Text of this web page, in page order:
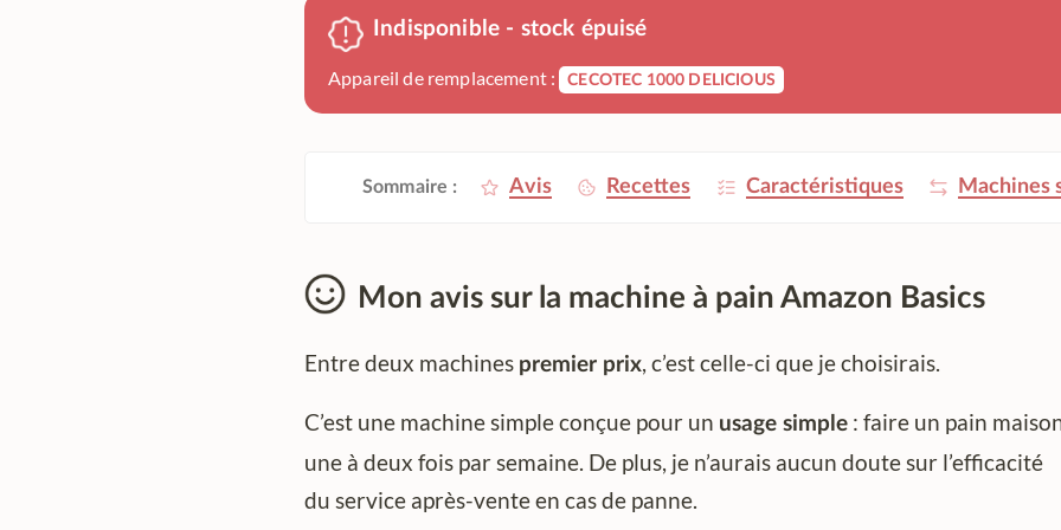
Indisponible - stock épuisé
Appareil de remplacement : CECOTEC 1000 DELICIOUS
Sommaire : Avis Recettes Caractéristiques Machines
Mon avis sur la machine à pain Amazon Basics
Entre deux machines premier prix, c’est celle-ci que je choisirais.
C’est une machine simple conçue pour un usage simple : faire un pain
une à deux fois par semaine. De plus, je n’aurais aucun doute sur l’efficacité
du service après-vente en cas de panne.